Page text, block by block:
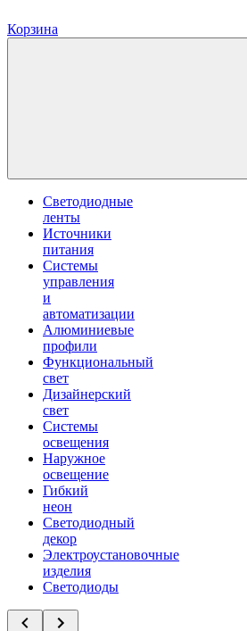
Корзина
Светодиодные
ленты
Источники
питания
Системы
управления
и
автоматизации
Алюминиевые
профили
Функциональный
свет
Дизайнерский
свет
Системы
освещения
Наружное
освещение
Гибкий
неон
Светодиодный
декор
Электроустановочные
изделия
Светодиоды